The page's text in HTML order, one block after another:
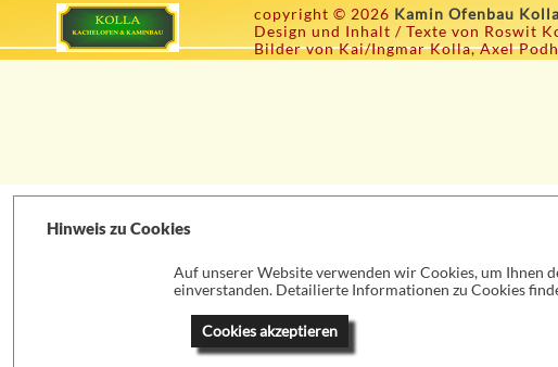
copyright © 2026 Kamin Ofenbau Kolla
Design und Inhalt / Texte von Roswit
Bilder von Kai/Ingmar Kolla, Axel
Hinweis zu Cookies
Auf unserer Website verwenden wir Cookies, um Ihnen
einverstanden. Detailierte Informationen zu Cookies
Cookies akzeptieren